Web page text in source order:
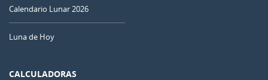
Calendario Lunar 2026
Luna de Hoy
CALCULADORAS